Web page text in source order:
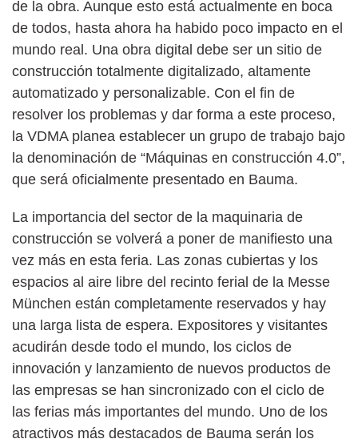
de la obra. Aunque esto está actualmente en boca
de todos, hasta ahora ha habido poco impacto en el
mundo real. Una obra digital debe ser un sitio de
construcción totalmente digitalizado, altamente
automatizado y personalizable. Con el fin de
resolver los problemas y dar forma a este proceso,
la VDMA planea establecer un grupo de trabajo bajo
la denominación de “Máquinas en construcción 4.0”,
que será oficialmente presentado en Bauma.
La importancia del sector de la maquinaria de
construcción se volverá a poner de manifiesto una
vez más en esta feria. Las zonas cubiertas y los
espacios al aire libre del recinto ferial de la Messe
München están completamente reservados y hay
una larga lista de espera. Expositores y visitantes
acudirán desde todo el mundo, los ciclos de
innovación y lanzamiento de nuevos productos de
las empresas se han sincronizado con el ciclo de
las ferias más importantes del mundo. Uno de los
atractivos más destacados de Bauma serán los